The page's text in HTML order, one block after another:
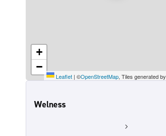
+
−
Leaflet | ©OpenStreetMap, Tiles generated by
Welness